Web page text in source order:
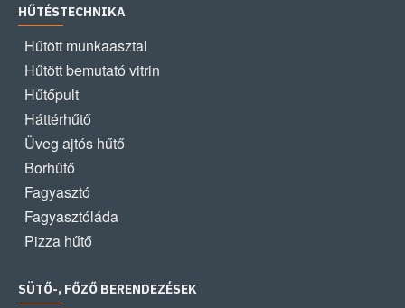
HŰTÉSTECHNIKA
Hűtött munkaasztal
Hűtött bemutató vitrin
Hűtőpult
Háttérhűtő
Üveg ajtós hűtő
Borhűtő
Fagyasztó
Fagyasztóláda
Pizza hűtő
SÜTŐ-, FŐZŐ BERENDEZÉSEK